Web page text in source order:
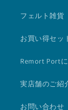
フェルト雑貨
お買い得セッ
Remort Port
実店舗のご紹
お問い合わせ